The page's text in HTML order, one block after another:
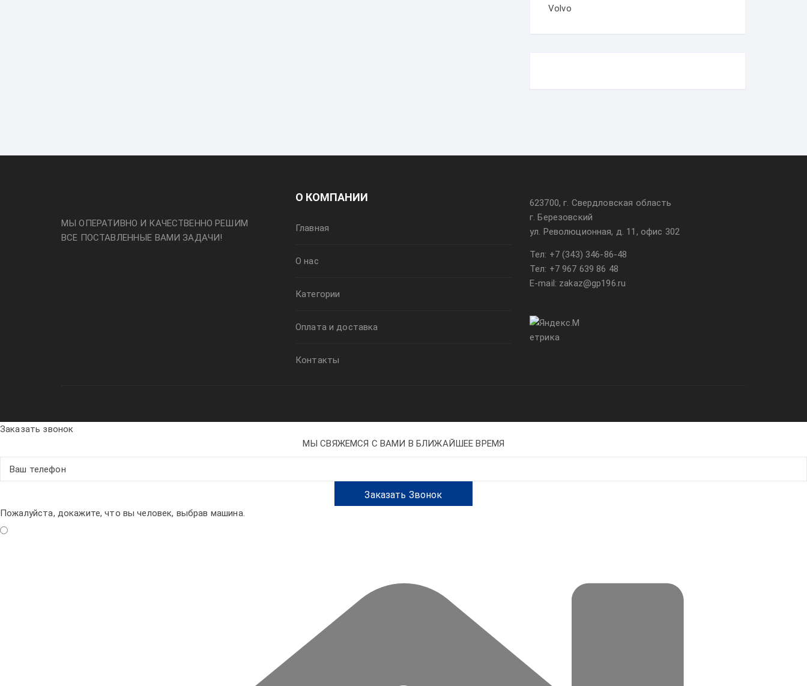
Volvo
МЫ ОПЕРАТИВНО И КАЧЕСТВЕННО РЕШИМ
ВСЕ ПОСТАВЛЕННЫЕ ВАМИ ЗАДАЧИ!
О КОМПАНИИ
Главная
О нас
Категории
Оплата и доставка
Контакты
623700, г. Свердловская область
г. Березовский
ул. Революционная, д. 11, офис 302
Тел: +7 (343) 346-86-48
Тел: +7 967 639 86 48
E-mail: zakaz@gp196.ru
Заказать звонок
МЫ СВЯЖЕМСЯ С ВАМИ В БЛИЖАЙШЕЕ ВРЕМЯ
Пожалуйста, докажите, что вы человек, выбрав машина.